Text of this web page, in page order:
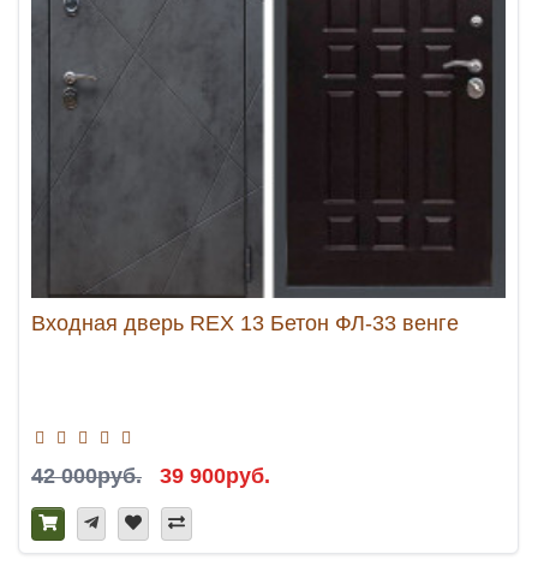
Входная дверь REX 13 Бетон ФЛ-33 венге
42 000руб. 39 900руб.